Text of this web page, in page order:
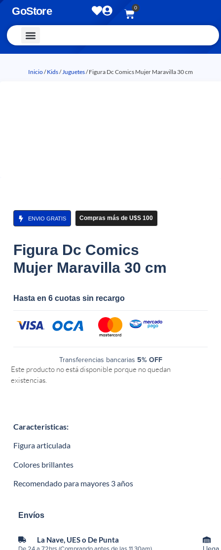
GoStore 0
Inicio/Kids/Juguetes/ Figura Dc Comics Mujer Maravilla 30 cm
ENVIO GRATIS Compras más de U$S 100
Figura Dc Comics
Mujer Maravilla 30 cm
Hasta en 6 cuotas sin recargo
Transferencias bancarias 5% OFF
Este producto no está disponible porque no quedan
existencias.
Caracteristicas:
Figura articulada
Colores brillantes
Recomendado para mayores 3 años
Envíos
La Nave, UES o De Punta